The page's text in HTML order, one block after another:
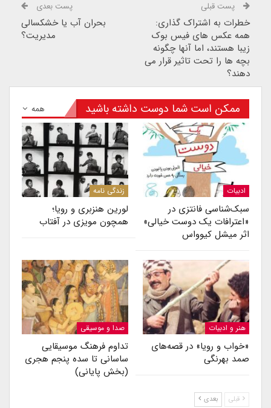
پست قبلی
خطرات به اشتراک گذاری:
همه عکس های فیس بوک
زیبا هستند، اما آنها چگونه
بچه ها را تحت تاثیر قرار می
دهند؟
پست بعدی
بحران آب یا خشکسالی
مدیریت؟
همه ممکن است شما دوست داشته باشید
ادبیات
سبک‌شناسی فانتزی در
«اعترافات یک دوست خیالی»
اثر میشل کیوواس
زندگی نامه
لورین هنزبری و رویا؛
همچون مویزی در آفتاب
هنر و ادبیات
«خواب و رویا» در قصه‌های
صمد بهرنگی
صدا و موسیقی
تداوم فرهنگ موسیقایی
ساسانی تا سده پنجم هجری
(بخش پایانی)
قبلی بعدی